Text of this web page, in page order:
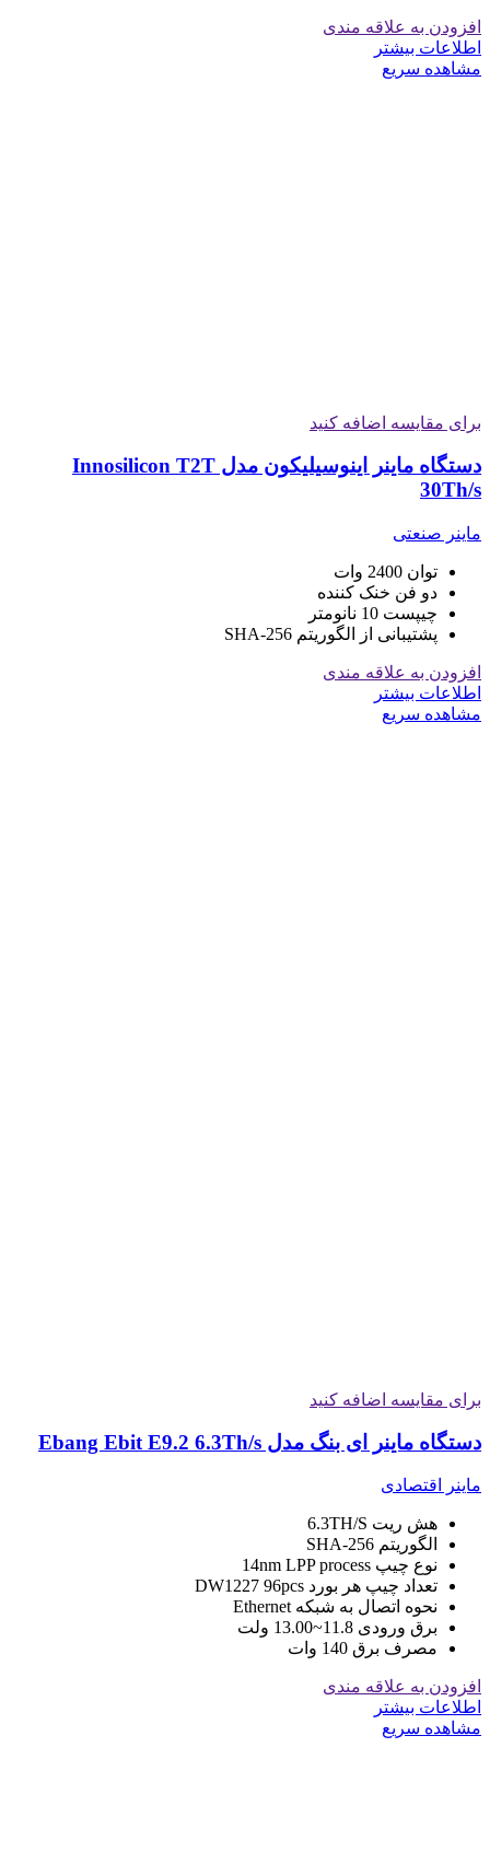
افزودن به علاقه مندی
اطلاعات بیشتر
مشاهده سریع
برای مقایسه اضافه کنید
دستگاه ماینر اینوسیلیکون مدل Innosilicon T2T
30Th/s
ماینر صنعتی
توان 2400 وات
دو فن خنک کننده
چیپست 10 نانومتر
پشتیبانی از الگوریتم SHA-256
افزودن به علاقه مندی
اطلاعات بیشتر
مشاهده سریع
برای مقایسه اضافه کنید
دستگاه ماینر ای بنگ مدل Ebang Ebit E9.2 6.3Th/s
ماینر اقتصادی
هش ریت 6.3TH/S
الگوریتم SHA-256
نوع چیپ 14nm LPP process
تعداد چیپ هر بورد DW1227 96pcs
نحوه اتصال به شبکه Ethernet
برق ورودی 11.8~13.00 ولت
مصرف برق 140 وات
افزودن به علاقه مندی
اطلاعات بیشتر
مشاهده سریع